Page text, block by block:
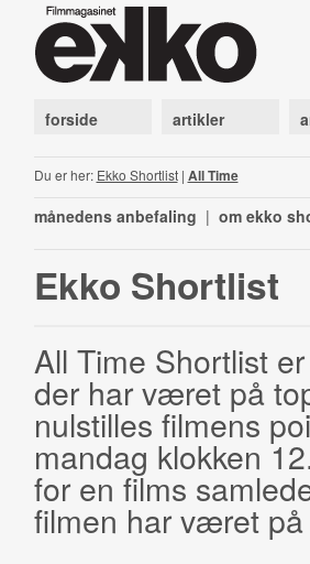
forside artikler
Du er her: Ekko Shortlist| All Time
månedens anbefaling | om ekko
Ekko Shortlist
All Time Shortlist
der har været på
nulstilles filmens
mandag klokken
for en films
filmen har været